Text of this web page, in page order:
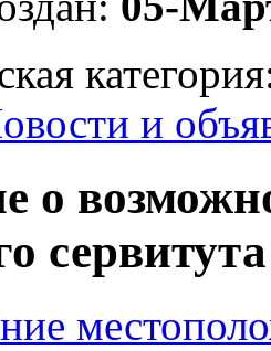
и
о
сервитута